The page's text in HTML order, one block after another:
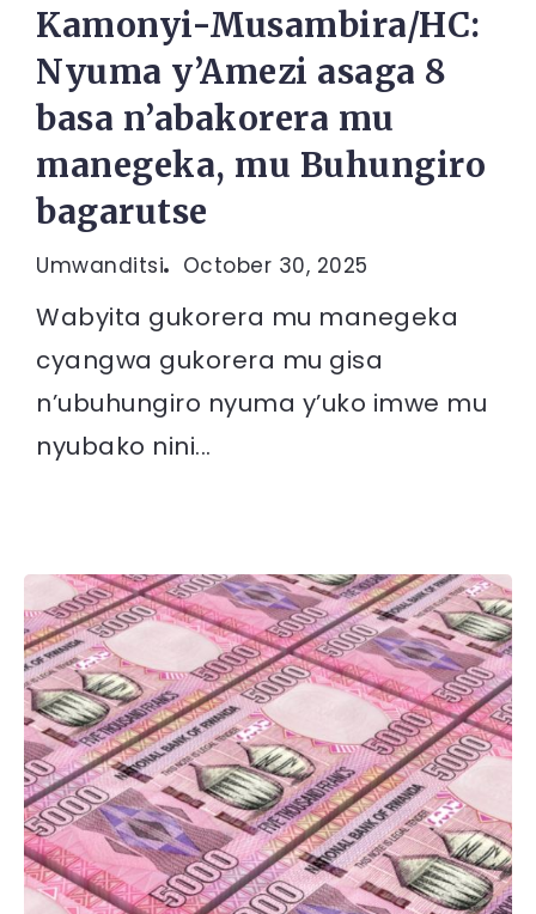
Kamonyi-Musambira/HC:
Nyuma y’Amezi asaga 8
basa n’abakorera mu
manegeka, mu Buhungiro
bagarutse
Umwanditsi October 30, 2025
Wabyita gukorera mu manegeka
cyangwa gukorera mu gisa
n’ubuhungiro nyuma y’uko imwe mu
nyubako nini...